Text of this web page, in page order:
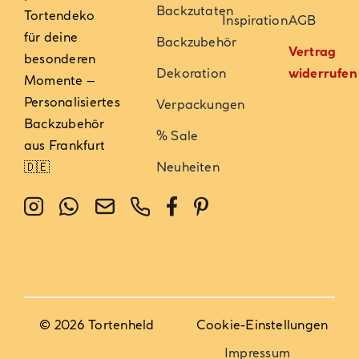
Tortendeko
für deine
besonderen
Momente –
Personalisiertes
Backzubehör
aus Frankfurt
🇩🇪
Backzutaten
Backzubehör
Dekoration
Verpackungen
% Sale
Neuheiten
InspirationAGB
Vertrag
widerrufen
© 2026 Tortenheld
Cookie-Einstellungen
Impressum